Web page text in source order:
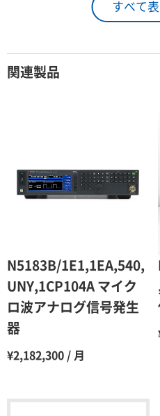
すべて
26日 ～ 1ヶ月
3ヶ月
4ヶ月
7ヶ月
8ヶ月
10ヶ月
関連製品
N5183B/1E1,1EA,540,
UNY,1CP104A マイク
ロ波アナログ信号発生
器
¥2,182,300 / 月